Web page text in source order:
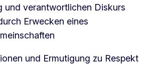
und verantwortlichen Diskurs
Erwecken eines
und Ermutigung zu Respekt